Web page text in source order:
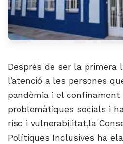
Després de ser la primera
l’atenció a les persones
pandèmia i el
problemàtiques socials i
risc i vulnerabilitat,la
Polítiques Inclusives ha